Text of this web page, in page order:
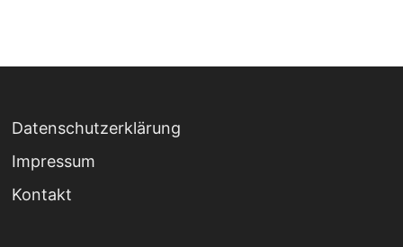
Datenschutzerklärung
Impressum
Kontakt